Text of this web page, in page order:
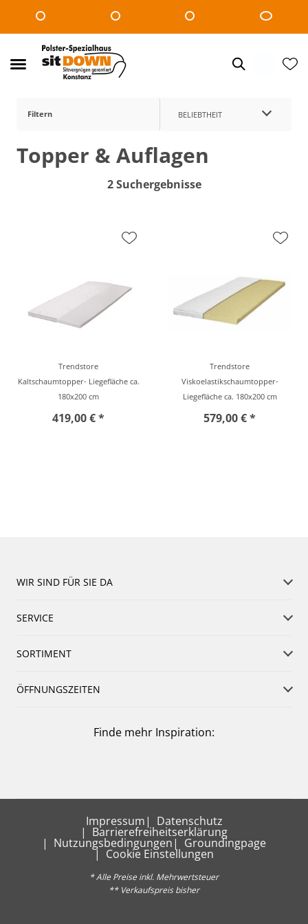
Filtern BELIEBTHEIT
Topper & Auflagen
2 Suchergebnisse
Trendstore
Kaltschaumtopper- Liegefläche ca.
180x200 cm
419,00 € *
Trendstore
Viskoelastikschaumtopper-
Liegefläche ca. 180x200 cm
579,00 € *
WIR SIND FÜR SIE DA
SERVICE
SORTIMENT
ÖFFNUNGSZEITEN
Finde mehr Inspiration:
Impressum Datenschutz
Barrierefreiheitserklärung
Nutzungsbedingungen Groundingpage
Cookie Einstellungen
* Alle Preise inkl. Mehrwertsteuer
** Verkaufspreis bisher